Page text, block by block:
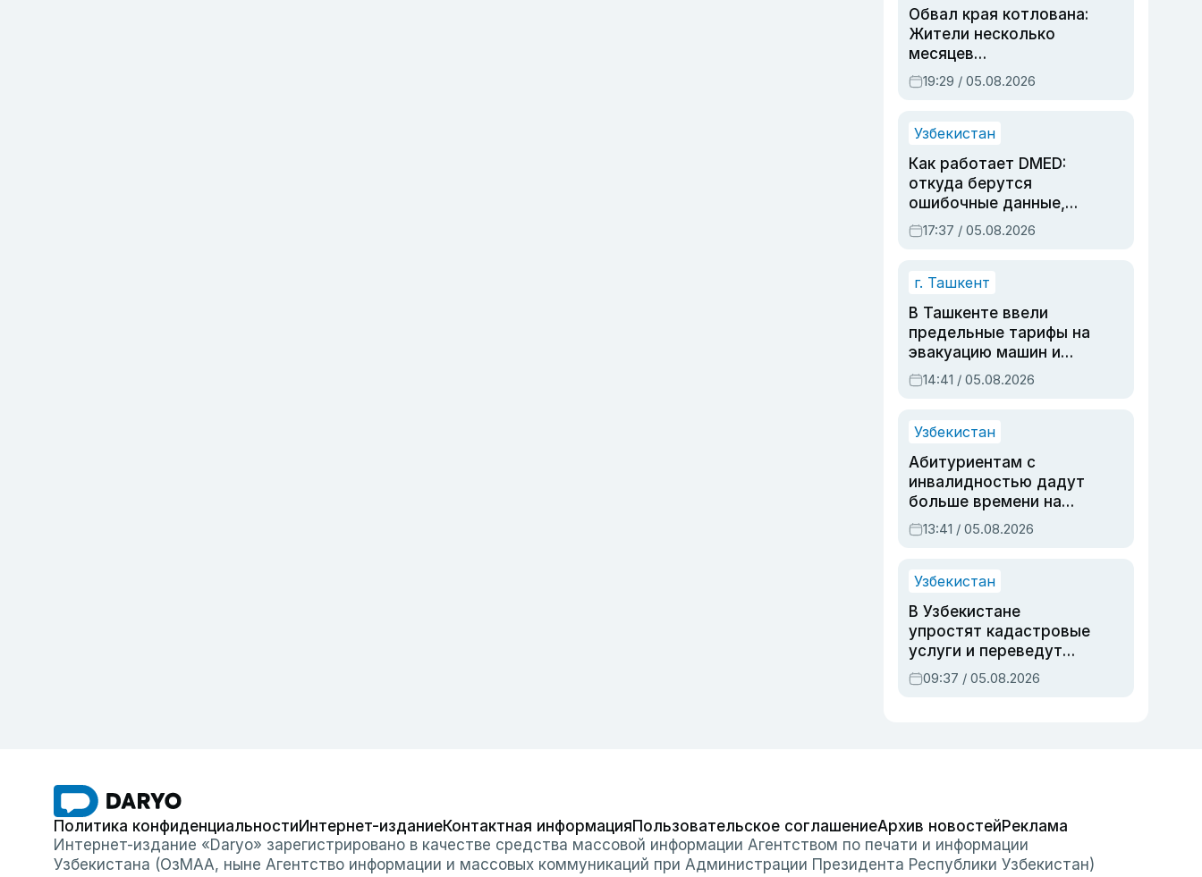
Обвал края котлована:
Жители несколько
месяцев
предупреждали об
опасности, но стройка
19:29 / 05.08.2026
Узбекистан
Как работает DMED:
откуда берутся
ошибочные данные,
дубли аккаунтов и
очереди по онлайн-
17:37 / 05.08.2026
г. Ташкент
В Ташкенте ввели
предельные тарифы на
эвакуацию машин и
штрафстоянки
14:41 / 05.08.2026
Узбекистан
Абитуриентам с
инвалидностью дадут
больше времени на
вступительных
экзаменах
13:41 / 05.08.2026
Узбекистан
В Узбекистане
упростят кадастровые
услуги и переведут
регистрацию
недвижимости в
09:37 / 05.08.2026
Политика конфиденциальностиИнтернет-изданиеКонтактная информацияПользовательское соглашениеАрхив новостейРеклама
Интернет-издание «Daryo» зарегистрировано в качестве средства массовой информации Агентством по печати и информации
Узбекистана (ОзМАА, ныне Агентство информации и массовых коммуникаций при Администрации Президента Республики Узбекистан)